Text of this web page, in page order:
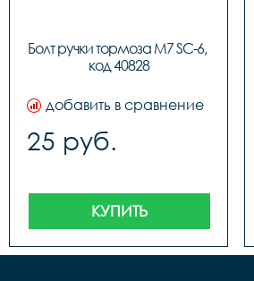
Болт ручки тормоза M7 SC-6,
код 40828
добавить в сравнение
25 руб.
КУПИТЬ